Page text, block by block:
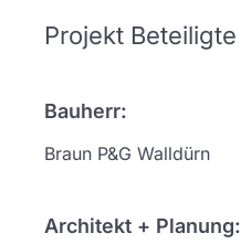
Projekt Beteiligte
Bauherr:
Braun P&G Walldürn
Architekt + Planung: